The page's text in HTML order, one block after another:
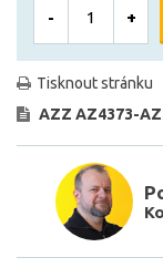
- +
Tisknout stránku
AZZ AZ4373-